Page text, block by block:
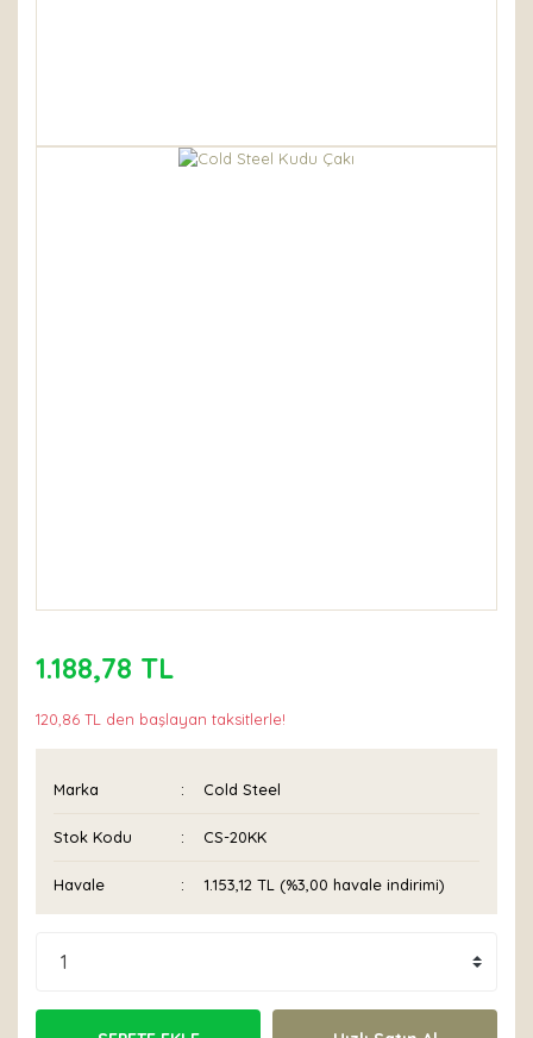
1.188,78 TL
120,86 TL den başlayan taksitlerle!
Marka Cold Steel
Stok Kodu CS-20KK
Havale 1.153,12 TL (%3,00 havale indirimi)